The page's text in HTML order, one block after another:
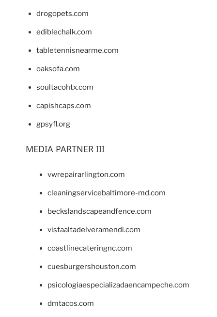
drogopets.com
ediblechalk.com
tabletennisnearme.com
oaksofa.com
soultacohtx.com
capishcaps.com
gpsyfl.org
MEDIA PARTNER III
vwrepairarlington.com
cleaningservicebaltimore-md.com
beckslandscapeandfence.com
vistaaltadelveramendi.com
coastlinecateringnc.com
cuesburgershouston.com
psicologiaespecializadaencampeche.com
dmtacos.com